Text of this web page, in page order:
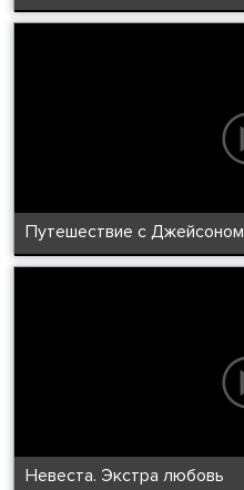
Путешествие с Джейсоном
Невеста. Экстра любовь